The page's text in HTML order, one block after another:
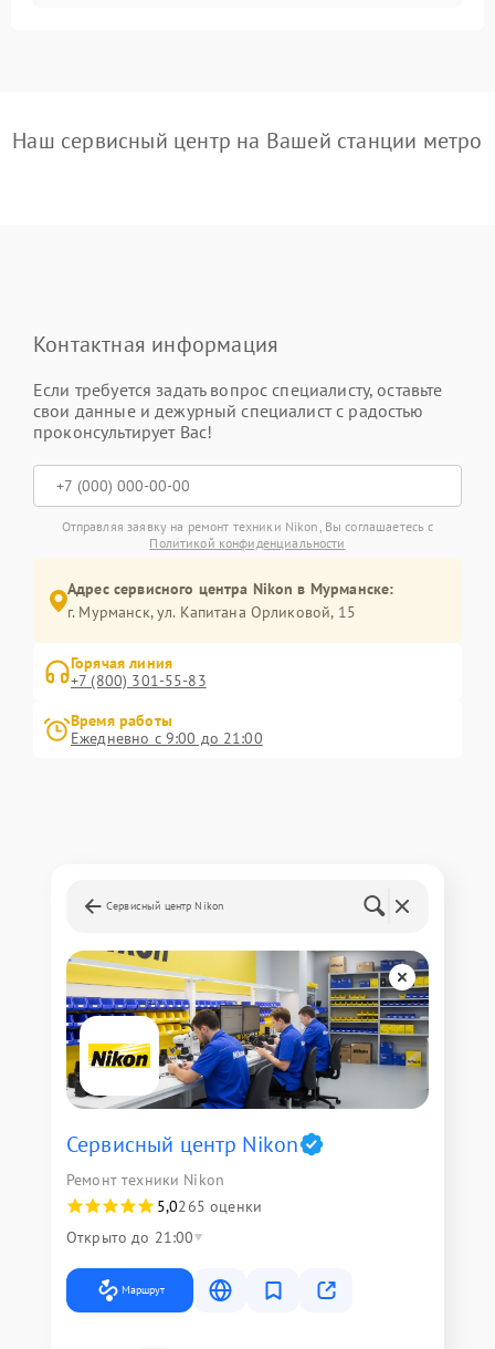
Наш сервисный центр на Вашей станции метро
Контактная информация
Если требуется задать вопрос специалисту, оставьте
свои данные и дежурный специалист с радостью
проконсультирует Вас!
Отправляя заявку на ремонт техники Nikon, Вы соглашаетесь с
Политикой конфиденциальности
Адрес сервисного центра Nikon в Мурманске:
г. Мурманск, ул. Капитана Орликовой, 15
Горячая линия
+7 (800) 301-55-83
Время работы
Ежедневно с 9:00 до 21:00
Сервисный центр Nikon
Сервисный центр Nikon
Ремонт техники Nikon
5,0265 оценки
Открыто до 21:00
Маршрут